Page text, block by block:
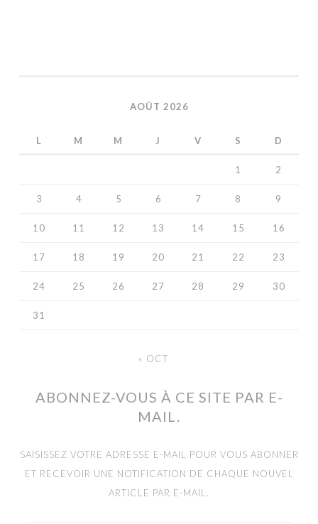
AOÛT 2026
L M M J V S D
1 2
3 4 5 6 7 8 9
10 11 12 13 14 15 16
17 18 19 20 21 22 23
24 25 26 27 28 29 30
31
« OCT
ABONNEZ-VOUS À CE SITE PAR E-
MAIL.
SAISISSEZ VOTRE ADRESSE E-MAIL POUR VOUS ABONNER
ET RECEVOIR UNE NOTIFICATION DE CHAQUE NOUVEL
ARTICLE PAR E-MAIL.